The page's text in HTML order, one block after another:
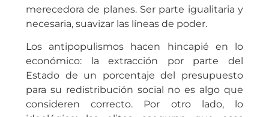
merecedora de planes. Ser parte igualitaria y
necesaria, suavizar las líneas de poder.
Los antipopulismos hacen hincapié en lo
económico: la extracción por parte del
Estado de un porcentaje del presupuesto
para su redistribución social no es algo que
consideren correcto. Por otro lado, lo